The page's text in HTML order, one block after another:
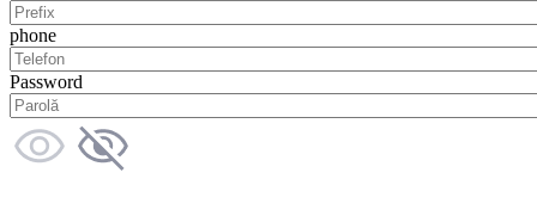
phone
Password